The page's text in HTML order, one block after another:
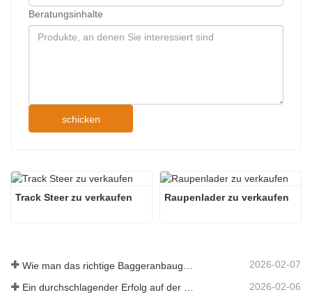
Beratungsinhalte
schicken
Track Steer zu verkaufen Raupenlader zu verkaufen
2026-02-07
2026-02-06